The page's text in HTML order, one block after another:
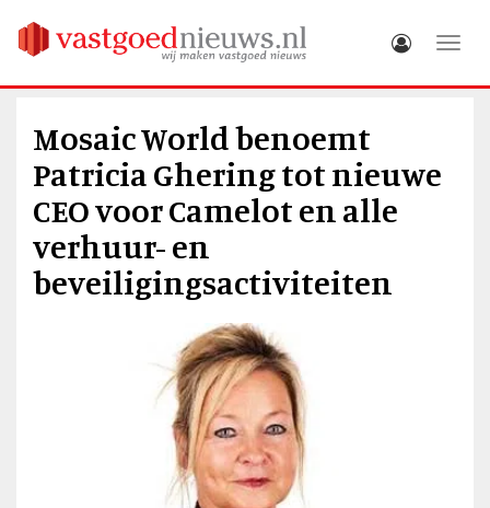
Mosaic World benoemt
Patricia Ghering tot nieuwe
CEO voor Camelot en alle
verhuur- en
beveiligingsactiviteiten